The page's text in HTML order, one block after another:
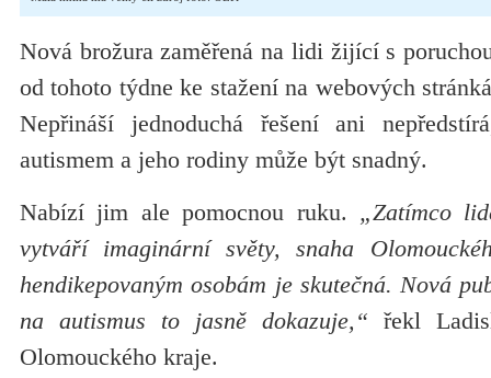
Nová brožura zaměřená na lidi žijící s
od tohoto týdne ke stažení na webových
Nepřináší jednoduchá řešení ani
autismem a jeho rodiny může být snadný.
Nabízí jim ale pomocnou ruku. „Zatímco
vytváří imaginární světy, snaha
hendikepovaným osobám je skutečná. Nová
na autismus to jasně dokazuje,“ řekl
Olomouckého kraje.